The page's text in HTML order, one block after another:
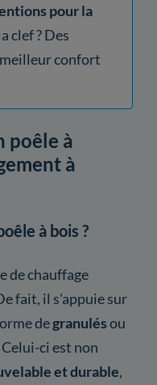
pour la
clef ? Des
confort
poêle à
à
à bois ?
de chauffage
fait, il s'appuie sur
degranulésou
ci est non
et durable,